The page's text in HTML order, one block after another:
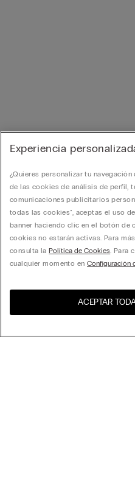
Experiencia
¿Quieres personalizar tu
de las cookies de análisis de perfil,
comunicaciones publicitarios
todas las cookies", aceptas el uso
banner haciendo clic en el botón de
cookies no estarán activas. Para
consulta laPolítica de Cookies. Para
cualquier momento enConfiguración
ACEPTAR